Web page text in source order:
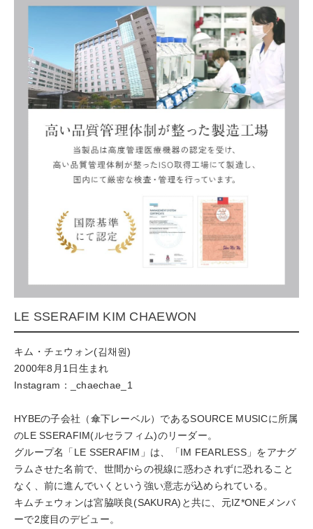
LE SSERAFIM KIM CHAEWON
キム・チェウォン(김채원)
2000年8月1日生まれ
Instagram：_chaechae_1
HYBEの子会社（傘下レーベル）であるSOURCE MUSICに所属
のLE SSERAFIM(ルセラフィム)のリーダー。
グループ名「LE SSERAFIM」は、「IM FEARLESS」をアナグ
ラムさせた名前で、世間からの視線に惑わされずに恐れること
なく、前に進んでいくという強い意志が込められている。
キムチェウォンは宮脇咲良(SAKURA)と共に、元IZ*ONEメンバ
ーで2度目のデビュー。